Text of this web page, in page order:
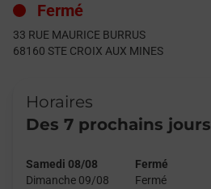
Fermé
33 RUE MAURICE BURRUS
68160 STE CROIX AUX MINES
Horaires
Des 7 prochains jours
Samedi 08/08
Fermé
Dimanche 09/08
Fermé